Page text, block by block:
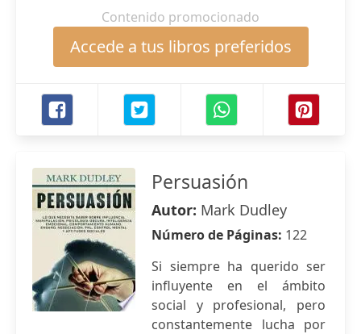
Contenido promocionado
Accede a tus libros preferidos
Persuasión
Autor: Mark Dudley
Número de Páginas: 122
Si siempre ha querido ser
influyente en el ámbito
social y profesional, pero
constantemente lucha por